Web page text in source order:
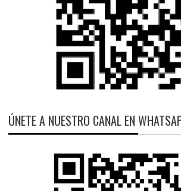
ÚNETE A NUESTRO CANAL EN